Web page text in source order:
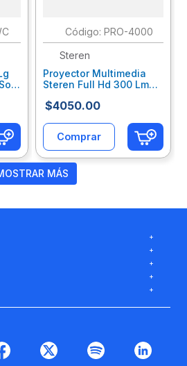
: PRO-4000
Steren
Proyector Multimedia
Steren Full Hd 300 Lm
$4050.00
Comprar
MÁS
+
+
+
+
+